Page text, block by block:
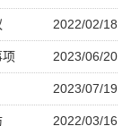
2022/02/18
2023/06/20
项
2023/07/19
2022/03/16